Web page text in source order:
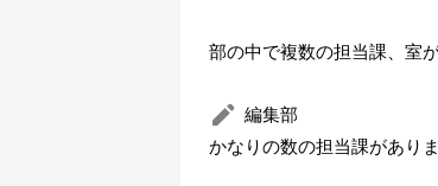
部の中で複数の担当課、室
編集部
かなりの数の担当課があり